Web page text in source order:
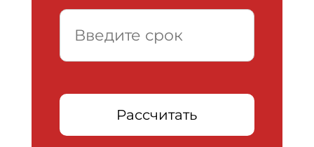
Рассчитать